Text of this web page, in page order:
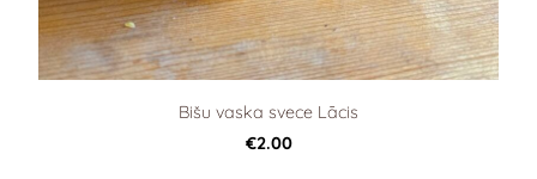
Bišu vaska svece Lācis
€2.00